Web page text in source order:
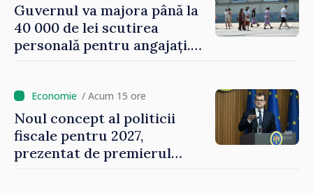
Guvernul va majora până la
40 000 de lei scutirea
personală pentru angajați.
oamenilor”/ Acum 15 ore
Noul concept al politicii
fiscale pentru 2027,
prezentat de premierul